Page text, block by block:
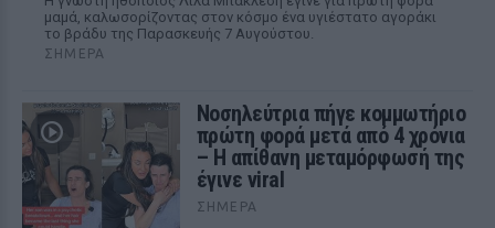
μαμά, καλωσορίζοντας στον κόσμο ένα υγιέστατο αγοράκι
το βράδυ της Παρασκευής 7 Αυγούστου.
ΣΉΜΕΡΑ
Νοσηλεύτρια πήγε κομμωτήριο
πρώτη φορά μετά από 4 χρόνια
– Η απίθανη μεταμόρφωσή της
έγινε viral
ΣΉΜΕΡΑ